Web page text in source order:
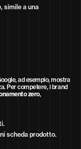
, simile a una
ad esempio, mostra
Per competere, i brand
zero,
scheda prodotto.